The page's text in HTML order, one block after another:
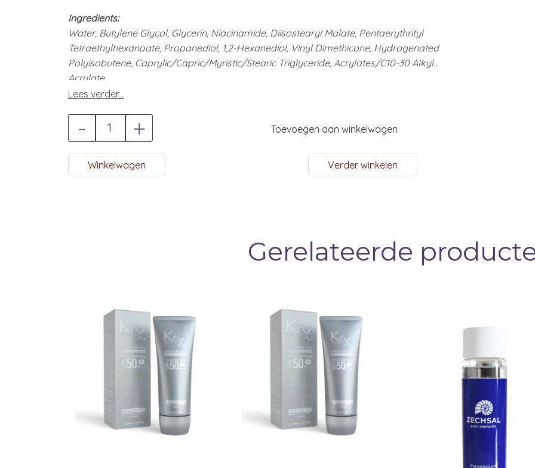
Ingredients:
Water, Butylene Glycol, Glycerin, Niacinamide, Diisostearyl Malate, Pentaerythrityl
Tetraethylhexanoate, Propanediol, 1,2-Hexanediol, Vinyl Dimethicone, Hydrogenated
Polyisobutene, Caprylic/Capric/Myristic/Stearic Triglyceride, Acrylates/C10-30 Alkyl
Acrylate
Crosspolymer, Arginine, Bis-Diglyceryl Polyacyladipate-2, Ammonium
Beheneth-25 Methacrylate Crosspolymer, Panthenol, Sodium Polyacryloyldimethyl
Taurate,
Glyceryl Acrylate/Acrylic Acid Copolymer, Ethylhexylglycerin, Dipotassium
Glycyrrhizate, Allantoin,
Hyaluronic Acid, Lactobacillus Ferment, Panax Ginseng Root Extract, Atelocollagen,
Lees verder...
- + Toevoegen aan winkelwagen
Winkelwagen Verder winkelen
Gerelateerde